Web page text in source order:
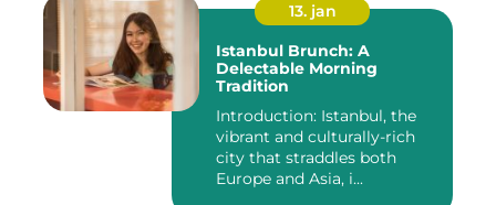
13. jan
Istanbul Brunch: A
Delectable Morning
Tradition
Introduction: Istanbul, the
vibrant and culturally-rich
city that straddles both
Europe and Asia, i...